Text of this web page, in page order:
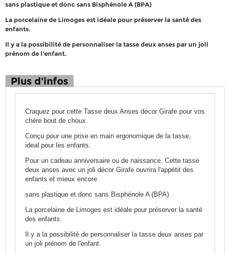
sans plastique et donc sans Bisphénole A (BPA)
La porcelaine de Limoges est idéale pour préserver la santé des
enfants.
Il y a la possibilité de personnaliser la tasse deux anses par un joli
prénom de l'enfant.
Plus d'infos
Craquez pour cette Tasse deux Anses décor Girafe pour vos
chére bout de choux.
Conçu pour une prise en main ergonomique de la tasse,
ideal pour les enfants.
Pour un cadeau anniversaire ou de naissance. Cette tasse
deux anses avec un joli décor Girafe ouvrira l'appétit des
enfants et mieux encore
sans plastique et donc sans Bisphénole A (BPA)
La porcelaine de Limoges est idéale pour préserver la santé
des enfants.
Il y a la possibilité de personnaliser la tasse deux anses par
un joli prénom de l'enfant.